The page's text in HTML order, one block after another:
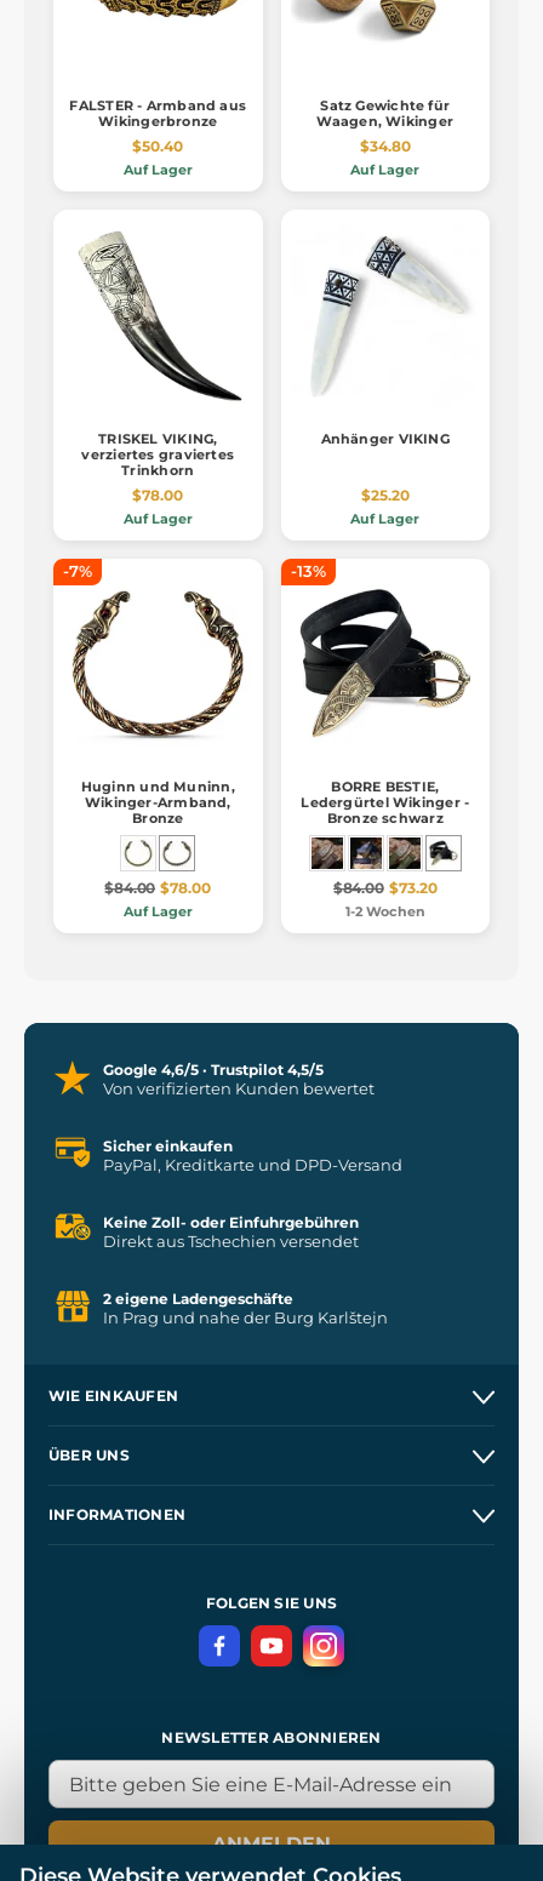
FALSTER - Armband aus
Wikingerbronze
$50.40
Auf Lager
Satz Gewichte für
Waagen, Wikinger
$34.80
Auf Lager
TRISKEL VIKING,
verziertes graviertes
Trinkhorn
$78.00
Auf Lager
Anhänger VIKING
$25.20
Auf Lager
-7%
Huginn und Muninn,
Wikinger-Armband,
Bronze
$84.00 $78.00
Auf Lager
-13%
BORRE BESTIE,
Ledergürtel Wikinger -
Bronze schwarz
$84.00 $73.20
1-2 Wochen
Google 4,6/5 · Trustpilot 4,5/5
Von verifizierten Kunden bewertet
Sicher einkaufen
PayPal, Kreditkarte und DPD-Versand
Keine Zoll- oder Einfuhrgebühren
Direkt aus Tschechien versendet
2 eigene Ladengeschäfte
In Prag und nahe der Burg Karlštejn
WIE EINKAUFEN
Kontakt
ÜBER UNS
INFORMATIONEN
DatenschutzerklärungFOLGEN SIE UNS
NEWSLETTER ABONNIEREN
ANMELDEN